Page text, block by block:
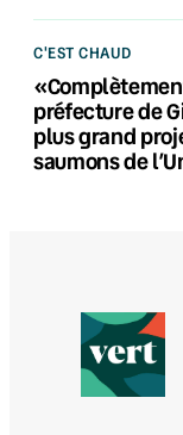
C'EST CHAUD
préfecture de
plus grand
saumons de